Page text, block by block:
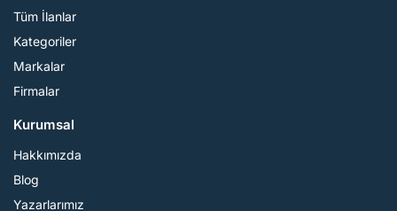
Tüm İlanlar
Kategoriler
Markalar
Firmalar
Kurumsal
Hakkımızda
Blog
Yazarlarımız